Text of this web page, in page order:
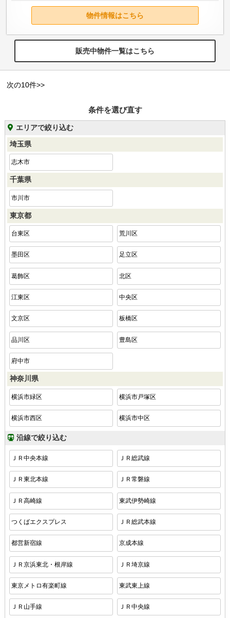
物件情報はこちら
販売中物件一覧はこちら
次の10件>>
条件を選び直す
エリアで絞り込む
埼玉県
志木市
千葉県
市川市
東京都
台東区 荒川区
墨田区 足立区
葛飾区 北区
江東区 中央区
文京区 板橋区
品川区 豊島区
府中市
神奈川県
横浜市緑区 横浜市戸塚区
横浜市西区 横浜市中区
沿線で絞り込む
ＪＲ中央本線 ＪＲ総武線
ＪＲ東北本線 ＪＲ常磐線
ＪＲ高崎線 東武伊勢崎線
つくばエクスプレス ＪＲ総武本線
都営新宿線 京成本線
ＪＲ京浜東北・根岸線 ＪＲ埼京線
東京メトロ有楽町線 東武東上線
ＪＲ山手線 ＪＲ中央線